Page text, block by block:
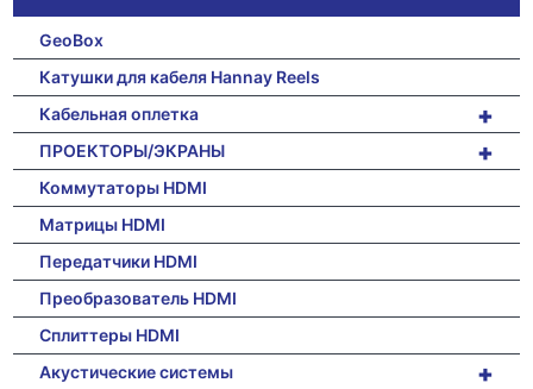
GeoBox
Катушки для кабеля Hannay Reels
+
Кабельная оплетка
+
ПРОЕКТОРЫ/ЭКРАНЫ
Коммутаторы HDMI
Матрицы HDMI
Передатчики HDMI
Преобразователь HDMI
Сплиттеры HDMI
+
Акустические системы